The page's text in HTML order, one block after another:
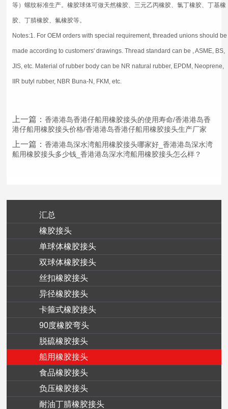
等）螺纹标准生产。橡胶球体可做天然橡胶、三元乙丙橡胶、氯丁橡胶、丁基橡
胶、丁腈橡胶、氟橡胶等。
Notes:1. For OEM orders with special requirement, threaded unions should be
made according to customers' drawings. Thread standard can be , ASME, BS,
JIS, etc. Material of rubber body can be NR natural rubber, EPDM, Neoprene,
IIR butyl rubber, NBR Buna-N, FKM, etc.
上一篇： 香港港岛香港仔船用橡胶接头的使用寿命/香港港岛香
港仔船用橡胶接头价格/香港港岛香港仔船用橡胶接头生产厂家
上一篇： 香港港岛深水湾船用橡胶接头哪家好_香港港岛深水湾
船用橡胶接头多少钱_香港港岛深水湾船用橡胶接头怎么样？
汇总
橡胶接头
单球体橡胶接头
双球体橡胶接头
丝扣橡胶接头
异径橡胶接头
卡箍式橡胶接头
90度橡胶弯头
脱硫橡胶接头
船用橡胶接头
食品橡胶接头
负压橡胶接头
耐油丁腈橡胶接头